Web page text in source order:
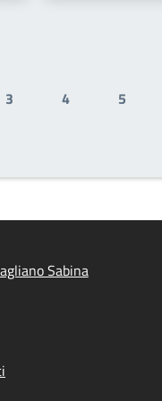
Pagina
3
Pagina
4
Pagina
5
Sabina